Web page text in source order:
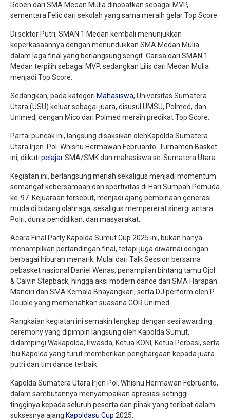
Roben dari SMA Medan Mulia dinobatkan sebagai MVP,
sementara Felic dari sekolah yang sama meraih gelar Top Score.
Di sektor Putri, SMAN 1 Medan kembali menunjukkan
keperkasaannya dengan menundukkan SMA Medan Mulia
dalam laga final yang berlangsung sengit. Carisa dari SMAN 1
Medan terpilih sebagai MVP, sedangkan Lilis dari Medan Mulia
menjadi Top Score.
Sedangkan, pada kategori Mahasiswa, Universitas Sumatera
Utara (USU) keluar sebagai juara, disusul UMSU, Polmed, dan
Unimed, dengan Mico dari Polmed meraih predikat Top Score.
Partai puncak ini, langsung disaksikan olehKapolda Sumatera
Utara Irjen. Pol. Whisnu Hermawan Februanto. Turnamen Basket
ini, diikuti pelajarSMA/SMK dan mahasiswa se-Sumatera Utara.
Kegiatan ini, berlangsung meriah sekaligus menjadi momentum
semangat kebersamaan dan sportivitas di Hari Sumpah Pemuda
ke-97. Kejuaraan tersebut, menjadi ajang pembinaan generasi
muda di bidang olahraga, sekaligus mempererat sinergi antara
Polri, dunia pendidikan, dan masyarakat.
Acara Final Party Kapolda Sumut Cup 2025 ini, bukan hanya
menampilkan pertandingan final, tetapi juga diwarnai dengan
berbagai hiburan menarik. Mulai dari Talk Session bersama
pebasket nasional Daniel Wenas, penampilan bintang tamu Ojol
& Calvin Stepback, hingga aksi modern dance dari SMA Harapan
Mandiri dan SMA Kemala Bhayangkari, serta DJ perform oleh P
Double yang memeriahkan suasana GOR Unimed.
Rangkaian kegiatan ini semakin lengkap dengan sesi awarding
ceremony yang dipimpin langsung oleh Kapolda Sumut,
didampingi Wakapolda, Irwasda, Ketua KONI, Ketua Perbasi, serta
Ibu Kapolda yang turut memberikan penghargaan kepada juara
putri dan tim dance terbaik.
Kapolda Sumatera Utara Irjen Pol. Whisnu Hermawan Februanto,
dalam sambutannya menyampaikan apresiasi setinggi-
tingginya kepada seluruh peserta dan pihak yang terlibat dalam
suksesnya ajang Kapoldasu Cup 2025.